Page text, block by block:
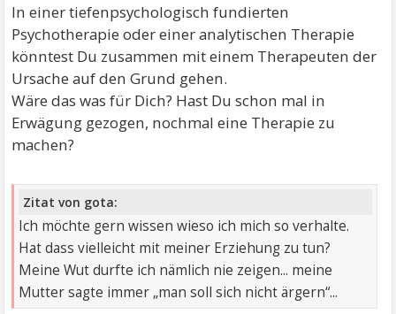
In einer tiefenpsychologisch fundierten
Psychotherapie oder einer analytischen Therapie
könntest Du zusammen mit einem Therapeuten der
Ursache auf den Grund gehen.
Wäre das was für Dich? Hast Du schon mal in
Erwägung gezogen, nochmal eine Therapie zu
machen?
Zitat von gota:
Ich möchte gern wissen wieso ich mich so verhalte.
Hat dass vielleicht mit meiner Erziehung zu tun?
Meine Wut durfte ich nämlich nie zeigen... meine
Mutter sagte immer „man soll sich nicht ärgern“...